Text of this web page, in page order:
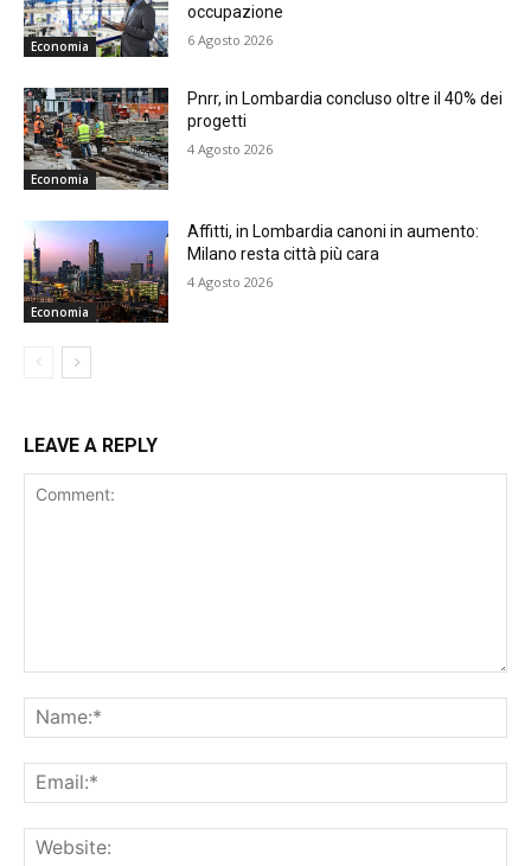
Economia
occupazione
6 Agosto 2026
Economia
Pnrr, in Lombardia concluso oltre il 40% dei
progetti
4 Agosto 2026
Economia
Affitti, in Lombardia canoni in aumento:
Milano resta città più cara
4 Agosto 2026
LEAVE A REPLY